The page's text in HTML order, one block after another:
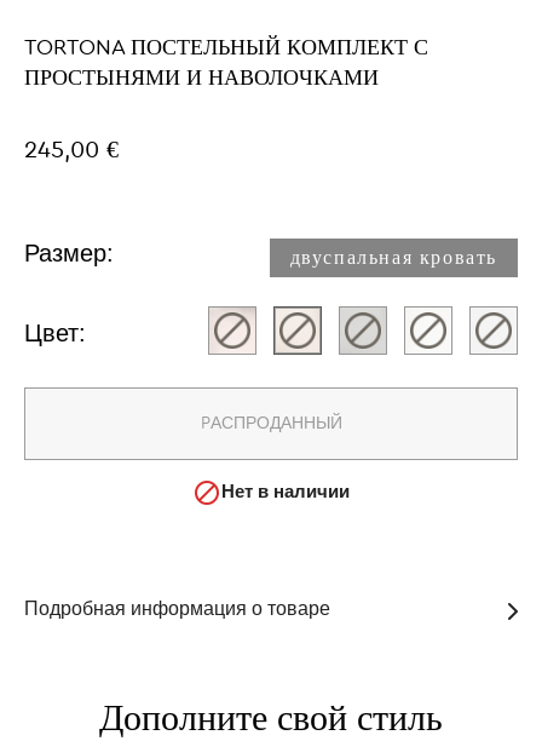
TORTONA ПОСТЕЛЬНЫЙ КОМПЛЕКТ С
ПРОСТЫНЯМИ И НАВОЛОЧКАМИ
245,00 €
Размер: двуспальная кровать​
Цвет:
PАСПРОДАННЫЙ
 Нет в наличии
Подробная информация о товаре
Дополните свой стиль